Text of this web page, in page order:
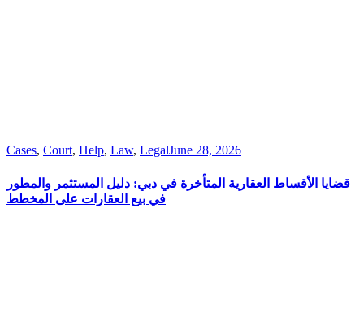
Cases, Court, Help, Law, LegalJune 28, 2026
قضايا الأقساط العقارية المتأخرة في دبي: دليل المستثمر والمطور
في بيع العقارات على المخطط